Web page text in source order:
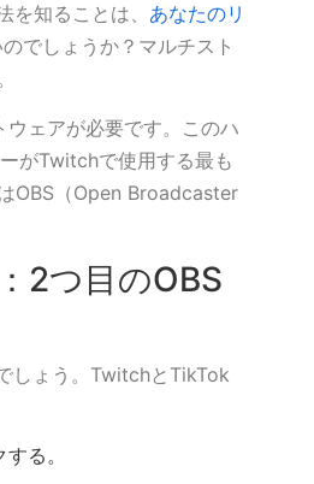
知ることは、 あなたのリ
でしょうか？マルチスト
ェアが必要です。このハ
がTwitchで使用する最も
OBS（Open Broadcaster
2つ目のOBS
しょう。TwitchとTikTok
る。